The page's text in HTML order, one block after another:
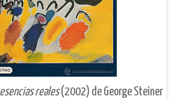
reales(2002) de George Steiner